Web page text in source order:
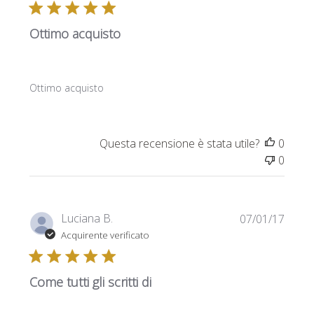
Ottimo acquisto
Ottimo acquisto
Questa recensione è stata utile?
0
0
Luciana B.
Acquirente verificato
Come tutti gli scritti di
07/01/17